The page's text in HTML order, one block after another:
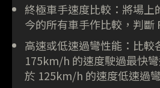
終極車手速度比較：將場上
今的所有車手作比較，判斷
高速或低速過彎性能：比較
175km/h 的速度駛過最快
於 125km/h 的速度低速過